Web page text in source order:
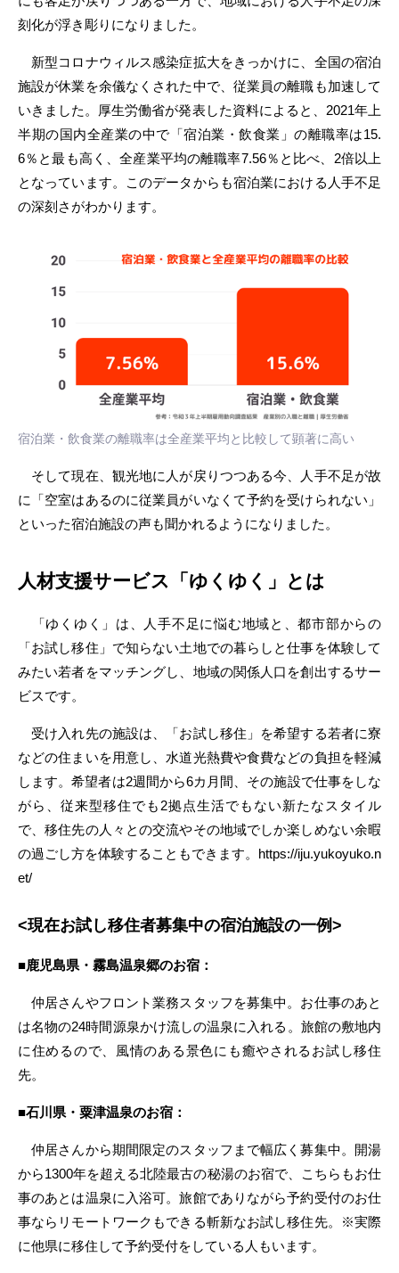
刻化が浮き彫りになりました。
新型コロナウィルス感染症拡大をきっかけに、全国の宿泊
施設が休業を余儀なくされた中で、従業員の離職も加速して
いきました。厚生労働省が発表した資料によると、2021年上
半期の国内全産業の中で「宿泊業・飲食業」の離職率は15.
6％と最も高く、全産業平均の離職率7.56％と比べ、2倍以上
となっています。このデータからも宿泊業における人手不足
の深刻さがわかります。
宿泊業・飲食業の離職率は全産業平均と比較して顕著に高い
そして現在、観光地に人が戻りつつある今、人手不足が故
に「空室はあるのに従業員がいなくて予約を受けられない」
といった宿泊施設の声も聞かれるようになりました。
人材支援サービス「ゆくゆく」とは
「ゆくゆく」は、人手不足に悩む地域と、都市部からの
「お試し移住」で知らない土地での暮らしと仕事を体験して
みたい若者をマッチングし、地域の関係人口を創出するサー
ビスです。
受け入れ先の施設は、「お試し移住」を希望する若者に寮
などの住まいを用意し、水道光熱費や食費などの負担を軽減
します。希望者は2週間から6カ月間、その施設で仕事をしな
がら、従来型移住でも2拠点生活でもない新たなスタイル
で、移住先の人々との交流やその地域でしか楽しめない余暇
の過ごし方を体験することもできます。https://iju.yukoyuko.n
et/
<現在お試し移住者募集中の宿泊施設の一例>
■鹿児島県・霧島温泉郷のお宿：
仲居さんやフロント業務スタッフを募集中。お仕事のあと
は名物の24時間源泉かけ流しの温泉に入れる。旅館の敷地内
に住めるので、風情のある景色にも癒やされるお試し移住
先。
■石川県・粟津温泉のお宿：
仲居さんから期間限定のスタッフまで幅広く募集中。開湯
から1300年を超える北陸最古の秘湯のお宿で、こちらもお仕
事のあとは温泉に入浴可。旅館でありながら予約受付のお仕
事ならリモートワークもできる斬新なお試し移住先。※実際
に他県に移住して予約受付をしている人もいます。